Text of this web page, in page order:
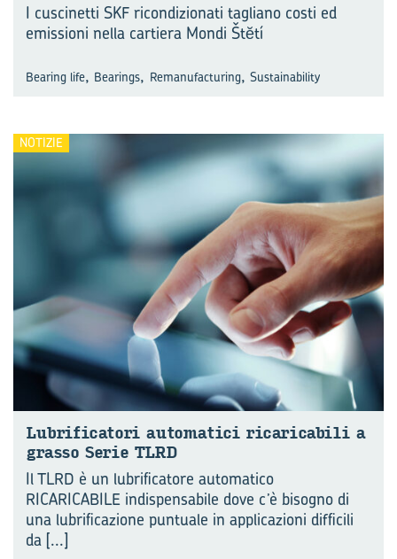
I cuscinetti SKF ricondizionati tagliano costi ed
emissioni nella cartiera Mondi Štĕtí
Bearing life, Bearings, Remanufacturing, Sustainability
NOTIZIE
Lu­bri­fi­ca­to­ri au­to­ma­ti­ci ri­ca­ri­ca­bi­li a
gras­so Serie TLRD
Il TLRD è un lubrificatore automatico
RICARICABILE indispensabile dove c’è bisogno di
una lubrificazione puntuale in applicazioni difficili
da [...]